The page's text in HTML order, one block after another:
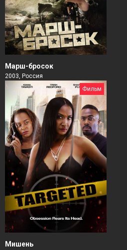
Марш-бросок
2003, Россия
Фильм
Мишень